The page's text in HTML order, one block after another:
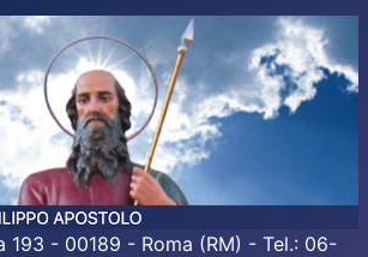
193 - 00189 - Roma (RM) - Tel.: 06-